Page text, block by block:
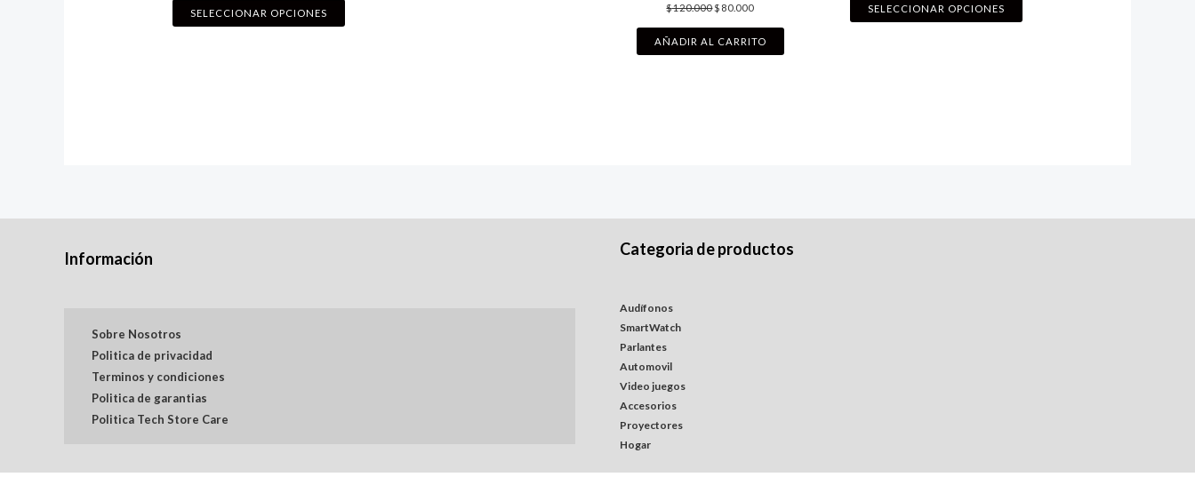
SELECCIONAR OPCIONES $120.000$ 80.000
AÑADIR AL CARRITO
SELECCIONAR OPCIONES
Información
Sobre Nosotros
Politica de privacidad
Terminos y condiciones
Politica de garantias
Politica Tech Store Care
Categoria de productos
Audífonos
SmartWatch
Parlantes
Automovil
Video juegos
Accesorios
Proyectores
Hogar